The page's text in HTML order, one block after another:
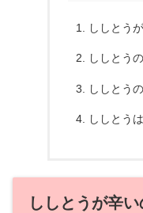
ししとう
ししとう
ししとう
ししとう
ししとうが辛